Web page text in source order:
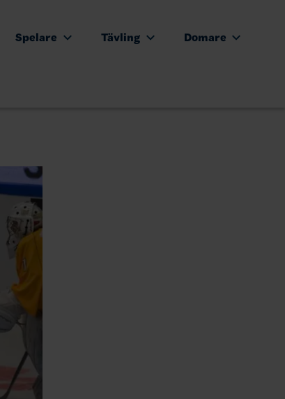
Spelare Tävling Domare